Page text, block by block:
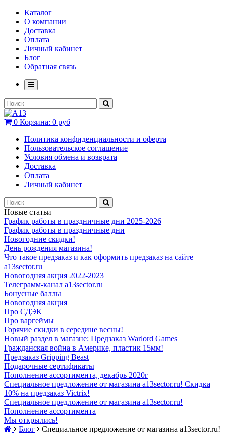
Каталог
О компании
Доставка
Оплата
Личный кабинет
Блог
Обратная связь
0 Корзина: 0 руб
Политика конфиденциальности и оферта
Пользовательское соглашение
Условия обмена и возврата
Доставка
Оплата
Личный кабинет
Новые статьи
График работы в праздничные дни 2025-2026
График работы в праздничные дни
Новогодние скидки!
День рождения магазина!
Что такое предзаказ и как оформить предзаказ на сайте
a13sector.ru
Новогодняя акция 2022-2023
Телеграмм-канал a13sector.ru
Бонусные баллы
Новогодняя акция
Про СДЭК
Про варгеймы
Горячие скидки в середине весны!
Новый раздел в магазне: Предзаказ Warlord Games
Гражданская война в Америке, пластик 15мм!
Предзаказ Gripping Beast
Подарочные сертификаты
Пополнение ассортимента, декабрь 2020г
Специальное предложение от магазина a13sector.ru! Скидка
10% на предзаказ Victrix!
Специальное предложение от магазина a13sector.ru!
Пополнение ассортимента
Мы открылись!
Блог
Специальное предложение от магазина a13sector.ru!